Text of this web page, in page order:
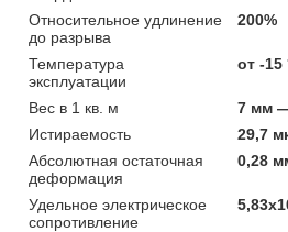
Относительное удлинение
до разрыва
200%
Температура
эксплуатации
от -15
Вес в 1 кв. м
7 мм
Истираемость
29,7
Абсолютная остаточная
деформация
0,28
Удельное электрическое
сопротивление